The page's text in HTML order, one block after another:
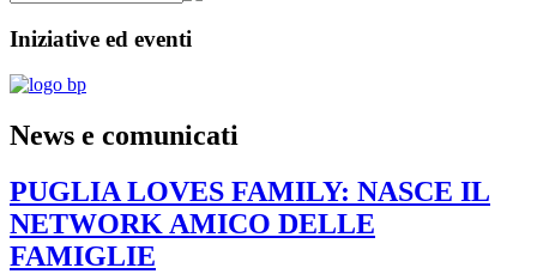
Iniziative ed eventi
News e comunicati
PUGLIA LOVES FAMILY: NASCE IL
NETWORK AMICO DELLE
FAMIGLIE